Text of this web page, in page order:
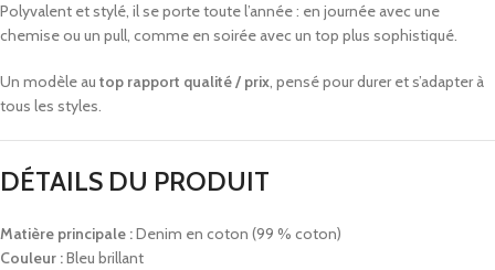
Polyvalent et stylé, il se porte toute l’année : en journée avec une
chemise ou un pull, comme en soirée avec un top plus sophistiqué.
Un modèle au top rapport qualité / prix, pensé pour durer et s’adapter à
tous les styles.
DÉTAILS DU PRODUIT
Matière principale :Denim en coton (99 % coton)
Couleur :Bleu brillant